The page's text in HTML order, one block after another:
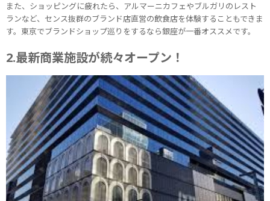
また、ショッピングに疲れたら、アルマーニカフェやブルガリのレスト
ランなど、センス抜群のブランド店直営の飲食店を体験することもできま
す。東京でブランドショップ巡りをするなら銀座が一番オススメです。
2.最新商業施設が続々オープン！